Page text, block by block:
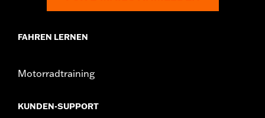
FAHREN LERNEN
Motorradtraining
KUNDEN-SUPPORT